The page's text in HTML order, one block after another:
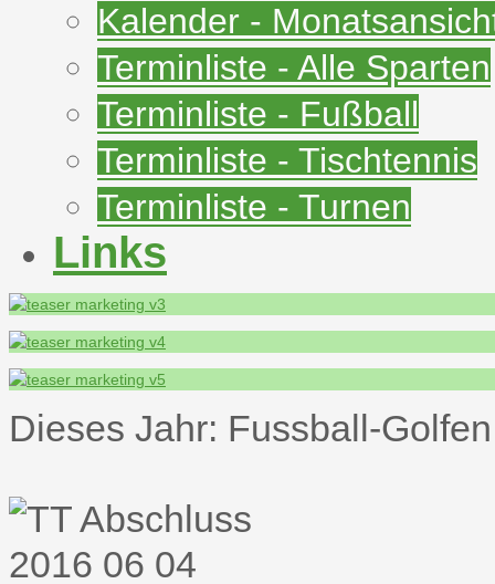
Kalender -
Terminliste - Alle Sparten
Terminliste - Fußball
Terminliste - Tischtennis
Terminliste - Turnen
Links
Dieses Jahr: Fussball-